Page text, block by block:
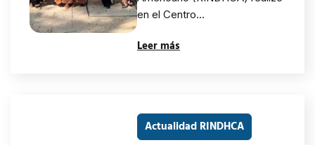
para
fortalecer la
de las
en el Centro…
Leer más
Actualidad RINDHCA